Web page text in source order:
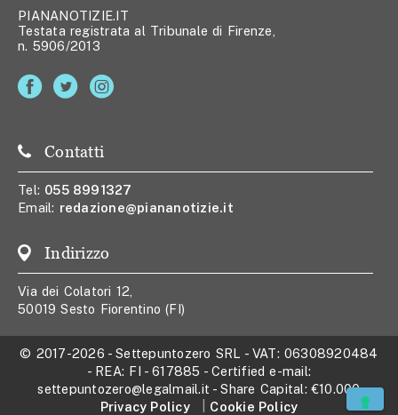
PIANANOTIZIE.IT
Testata registrata al Tribunale di Firenze,
n. 5906/2013
Contatti
Tel: 055 8991327
Email: redazione@piananotizie.it
Indirizzo
Via dei Colatori 12,
50019 Sesto Fiorentino (FI)
© 2017-2026 -Settepuntozero SRL - VAT: 06308920484
- REA: FI - 617885 - Certified e-mail:
settepuntozero@legalmail.it - Share Capital:€10.000
Privacy Policy
Cookie Policy